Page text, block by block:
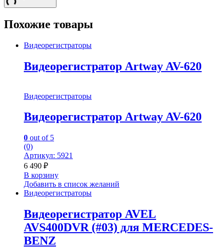
Похожие товары
Видеорегистраторы
Видеорегистратор Artway AV-620
Видеорегистраторы
Видеорегистратор Artway AV-620
0 out of 5
(0)
Артикул: 5921
6 490 ₽
В корзину
Добавить в список желаний
Видеорегистраторы
Видеорегистратор AVEL
AVS400DVR (#03) для MERCEDES-
BENZ